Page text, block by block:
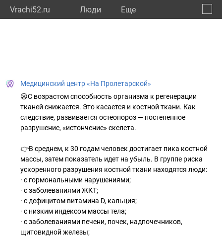
Vrachi52.ru Люди Eще
Медицинский центр «На Пролетарской»
😦С возрастом способность организма к регенерации
тканей снижается. Это касается и костной ткани. Как
следствие, развивается остеопороз — постепенное
разрушение, «истончение» скелета.
👉В среднем, к 30 годам человек достигает пика костной
массы, затем показатель идет на убыль. В группе риска
ускоренного разрушения костной ткани находятся люди:
· с гормональными нарушениями;
· с заболеваниями ЖКТ;
· с дефицитом витамина D, кальция;
· с низким индексом массы тела;
· с заболеваниями печени, почек, надпочечников,
щитовидной железы;